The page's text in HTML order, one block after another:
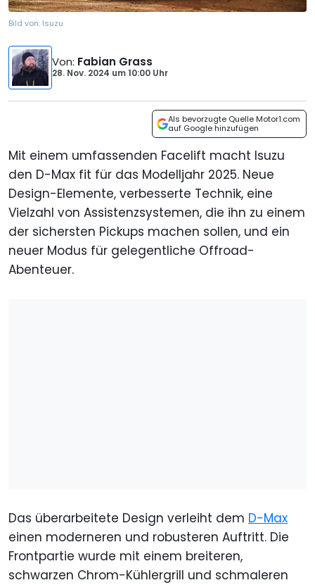
Bild von: Isuzu
Von: Fabian Grass
28. Nov. 2024 um10:00 Uhr
Als bevorzugte Quelle Motor1.com
auf Google hinzufügen
Mit einem umfassenden Facelift macht Isuzu
den D-Max fit für das Modelljahr 2025. Neue
Design-Elemente, verbesserte Technik, eine
Vielzahl von Assistenzsystemen, die ihn zu einem
der sichersten Pickups machen sollen, und ein
neuer Modus für gelegentliche Offroad-
Abenteuer.
Das überarbeitete Design verleiht dem D-Max
einen moderneren und robusteren Auftritt. Die
Frontpartie wurde mit einem breiteren,
schwarzen Chrom-Kühlergrill und schmaleren